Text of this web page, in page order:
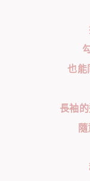
也能
長袖